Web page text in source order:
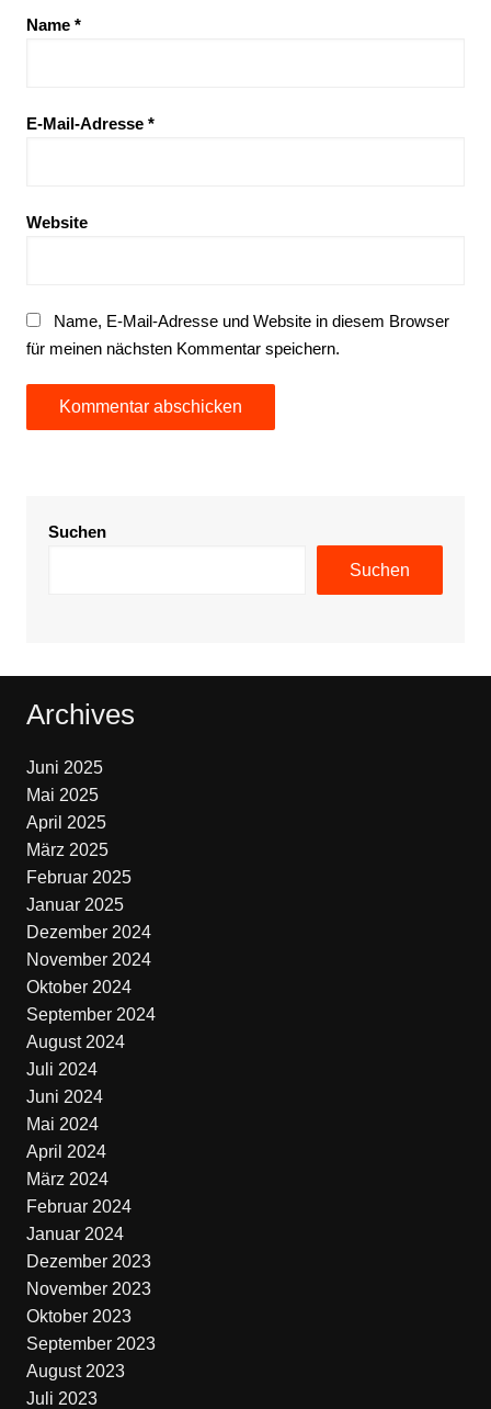
Name *
E-Mail-Adresse *
Website
Name, E-Mail-Adresse und Website in diesem Browser
für meinen nächsten Kommentar speichern.
Suchen
Suchen
Archives
Juni 2025
Mai 2025
April 2025
März 2025
Februar 2025
Januar 2025
Dezember 2024
November 2024
Oktober 2024
September 2024
August 2024
Juli 2024
Juni 2024
Mai 2024
April 2024
März 2024
Februar 2024
Januar 2024
Dezember 2023
November 2023
Oktober 2023
September 2023
August 2023
Juli 2023